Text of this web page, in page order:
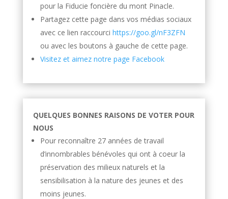
pour la Fiducie foncière du mont Pinacle.
Partagez cette page dans vos médias sociaux
avec ce lien raccourci https://goo.gl/nF3ZFN
ou avec les boutons à gauche de cette page.
Visitez et aimez notre page Facebook
QUELQUES BONNES RAISONS DE VOTER POUR
NOUS
Pour reconnaître 27 années de travail
d’innombrables bénévoles qui ont à coeur la
préservation des milieux naturels et la
sensibilisation à la nature des jeunes et des
moins jeunes.